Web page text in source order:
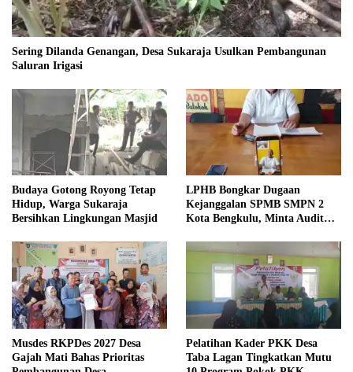
Sering Dilanda Genangan, Desa Sukaraja Usulkan Pembangunan
Saluran Irigasi
Budaya Gotong Royong Tetap
Hidup, Warga Sukaraja
Bersihkan Lingkungan Masjid
LPHB Bongkar Dugaan
Kejanggalan SPMB SMPN 2
Kota Bengkulu, Minta Audit
Musdes RKPDes 2027 Desa
Gajah Mati Bahas Prioritas
Pelatihan Kader PKK Desa
Taba Lagan Tingkatkan Mutu